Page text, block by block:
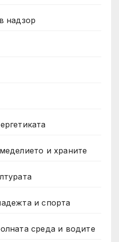
надзор
и храните
и спорта
среда и водите